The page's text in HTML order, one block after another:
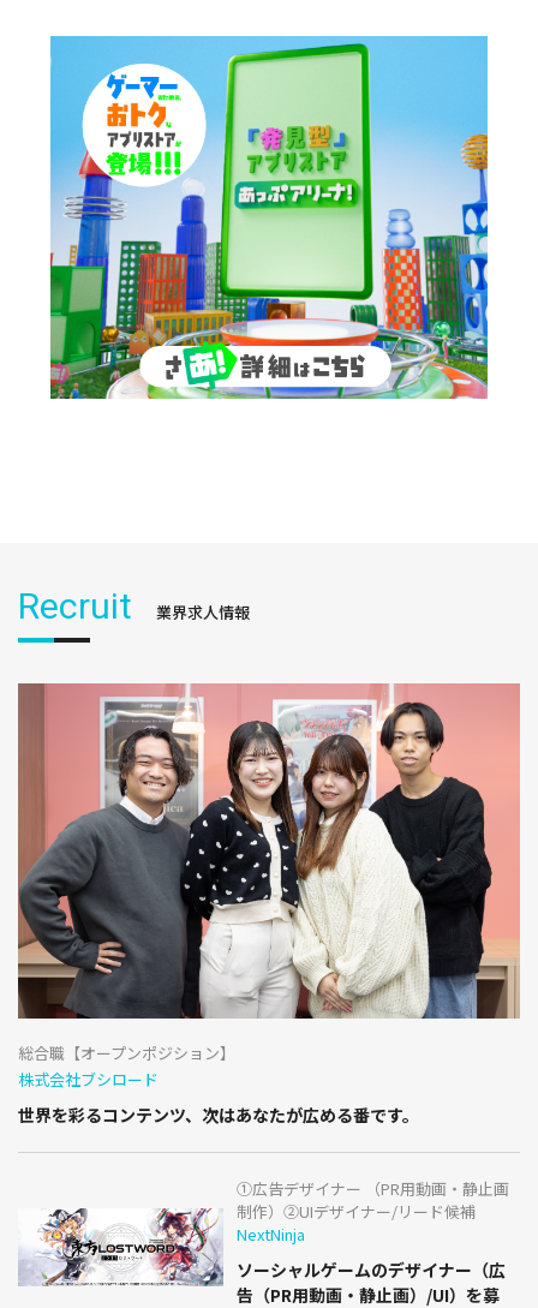
Recruit 業界求人情報
総合職【オープンポジション】
株式会社ブシロード
世界を彩るコンテンツ、次はあなたが広める番です。
①広告デザイナー （PR用動画・静止画
制作）②UIデザイナー/リード候補
NextNinja
ソーシャルゲームのデザイナー（広
告（PR用動画・静止画）/UI）を募